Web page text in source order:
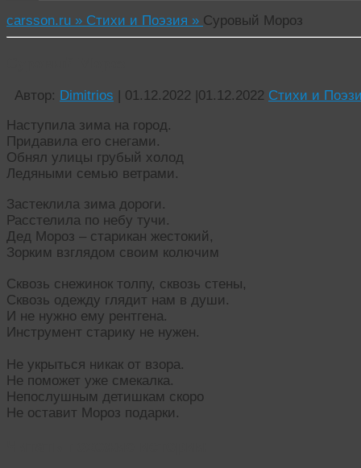
carsson.ru » Стихи и Поэзия » Суровый Мороз
Автор: Dimitrios | 01.12.2022 |01.12.2022 Стихи и
Наступила зима на город.
Придавила его снегами.
Обнял улицы грубый холод
Ледяными семью ветрами.
Застеклила зима дороги.
Расстелила по небу тучи.
Дед Мороз – старикан жестокий,
Зорким взглядом своим колючим
Сквозь снежинок толпу, сквозь стены,
Сквозь одежду глядит нам в души.
И не нужно ему рентгена.
Инструмент старику не нужен.
Не укрыться никак от взора.
Не поможет уже смекалка.
Непослушным детишкам скоро
Не оставит Мороз подарки.